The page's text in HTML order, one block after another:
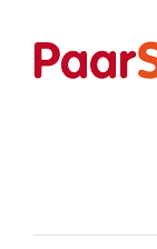
Inhalt